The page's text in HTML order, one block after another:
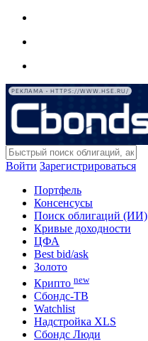
РЕКЛАМА • HTTPS://WWW.HSE.RU/
Войти Зарегистрироваться
Портфель
Консенсусы
Поиск облигаций (ИИ)
Кривые доходности
ЦФА
Best bid/ask
Золото
Крипто new
Сбондс-ТВ
Watchlist
Надстройка XLS
Сбондс Люди